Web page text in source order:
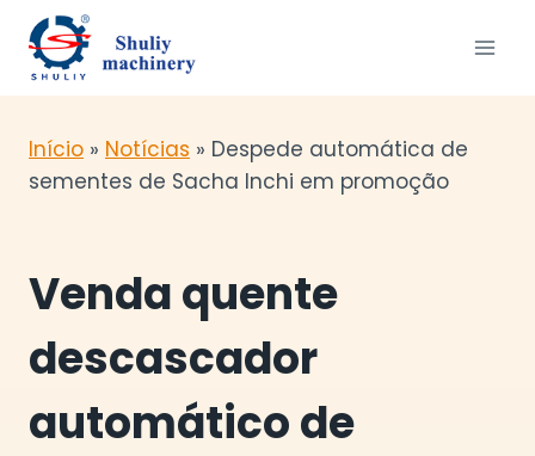
content
Início » Notícias » Despede automática de
sementes de Sacha Inchi em promoção
Venda quente
descascador
automático de